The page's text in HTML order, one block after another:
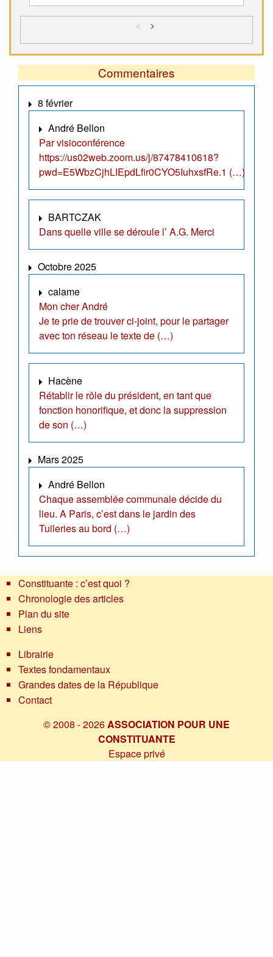
< >
Commentaires
8 février
André Bellon
Par visioconférence
https://us02web.zoom.us/j/87478410618?
pwd=E5WbzCjhLIEpdLfir0CYO5IuhxsfRe.1 (…)
BARTCZAK
Dans quelle ville se déroule l’ A.G. Merci
Octobre 2025
calame
Mon cher André
Je te prie de trouver ci-joint, pour le partager
avec ton réseau le texte de (…)
Hacène
Rétablir le rôle du président, en tant que
fonction honorifique, et donc la suppression
de son (…)
Mars 2025
André Bellon
Chaque assemblée communale décide du
lieu. A Paris, c’est dans le jardin des
Tuileries au bord (…)
Constituante : c’est quoi ?
Chronologie des articles
Plan du site
Liens
Librairie
Textes fondamentaux
Grandes dates de la République
Contact
© 2008 - 2026ASSOCIATION POUR UNE
CONSTITUANTE
Espace privé